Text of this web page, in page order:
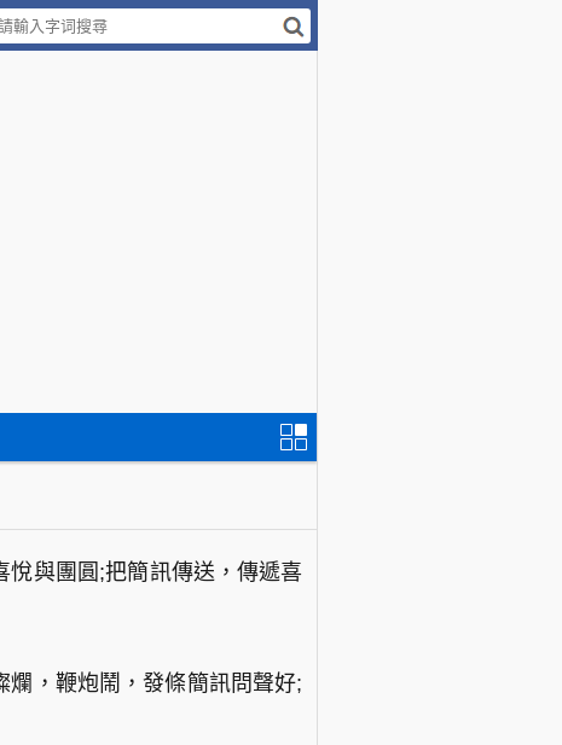
悅與團圓;把簡訊傳送，傳遞喜
，鞭炮鬧，發條簡訊問聲好;